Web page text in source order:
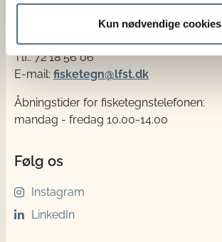
Kun nødvendige cookies
Tlf.: 72 18 56 06
E-mail: fisketegn@lfst.dk
Åbningstider for fisketegnstelefonen:
mandag - fredag 10.00-14.00
Følg os
Instagram
LinkedIn